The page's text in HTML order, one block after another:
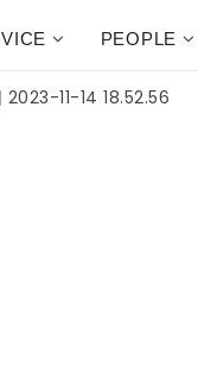
PEOPLE
2023-11-14 18.52.56